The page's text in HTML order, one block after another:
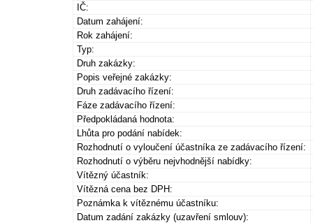
IČ:
Datum zahájení:
Rok zahájení:
Typ:
Druh zakázky:
Popis veřejné zakázky:
Druh zadávacího řízení:
Fáze zadávacího řízení:
Předpokládaná hodnota:
Lhůta pro podání nabídek:
Rozhodnutí o vyloučení účastníka ze zadávacího řízení:
Rozhodnutí o výběru nejvhodnější nabídky:
Vítězný účastník:
Vítězná cena bez DPH:
Poznámka k vítěznému účastníku:
Datum zadání zakázky (uzavření smlouv):